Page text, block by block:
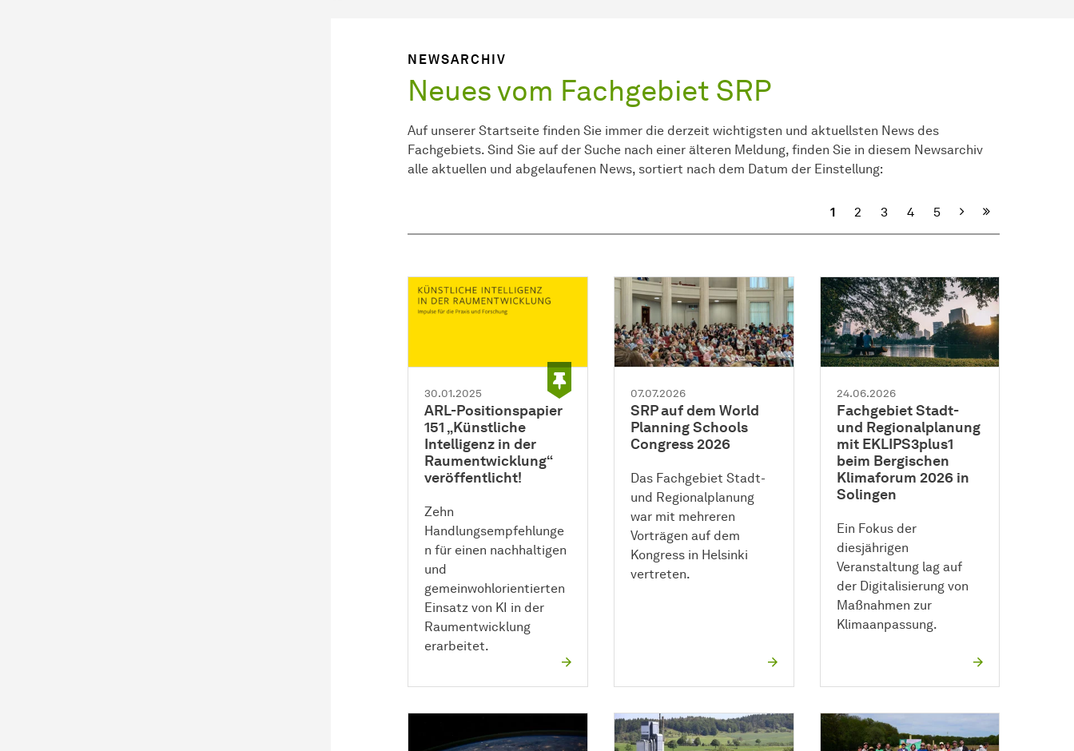
NEWSARCHIV
Neues vom Fachgebiet SRP
Auf unserer Startseite finden Sie immer die derzeit wichtigsten und aktuellsten News des
Fachgebiets. Sind Sie auf der Suche nach einer älteren Meldung, finden Sie in diesem Newsarchiv
alle aktuellen und abgelaufenen News, sortiert nach dem Datum der Einstellung:
1 2 3 4 5 Nächste
30.01.2025
ARL-Positionspapier
151 „Künstliche
Intelligenz in der
Raumentwicklung“
veröffentlicht!
Zehn
Handlungsempfehlunge
n für einen nachhaltigen
und
gemeinwohlorientierten
Einsatz von KI in der
Raumentwicklung
erarbeitet.
07.07.2026
SRP auf dem World
Planning Schools
Congress 2026
Das Fachgebiet Stadt-
und Regionalplanung
war mit mehreren
Vorträgen auf dem
Kongress in Helsinki
vertreten.
24.06.2026
Fachgebiet Stadt-
und Regionalplanung
mit EKLIPS3plus1
beim Bergischen
Klimaforum 2026 in
Solingen
Ein Fokus der
diesjährigen
Veranstaltung lag auf
der Digitalisierung von
Maßnahmen zur
Klimaanpassung.